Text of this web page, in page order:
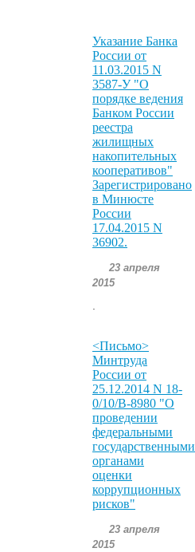
Указание Банка
России от
11.03.2015 N
3587-У "О
порядке ведения
Банком России
реестра
жилищных
накопительных
кооперативов"
Зарегистрировано
в Минюсте
России
17.04.2015 N
36902.
23 апреля
2015
<Письмо>
Минтруда
России от
25.12.2014 N 18-
0/10/В-8980 "О
проведении
федеральными
государственными
органами
оценки
коррупционных
рисков"
23 апреля
2015